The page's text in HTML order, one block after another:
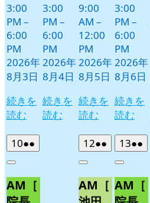
3:00
PM –
6:00
PM
2026年
8月3日
続きを
読む
3:00
PM –
6:00
PM
2026年
8月4日
続きを
読む
9:00
AM –
12:00
PM
2026年
8月5日
続きを
読む
3:00
PM –
6:00
PM
2026年
8月6日
続きを
読む
102026
年
月
10
●●
件
イ
Close
AM［
122026
年
月
12
●●
件
イ
ベ
Close
AM［
132026
年
月
13
●●
件
イ
Close
AM［